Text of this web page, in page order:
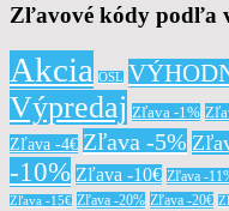
Zľavové kódy podľa
Akcia OSL
Výpredaj Zľava -1%
Zľava -4€ Zľava -5%
-10% Zľava -10€ Zľava -
Zľava -15€ Zľava -20% Zľava -20€